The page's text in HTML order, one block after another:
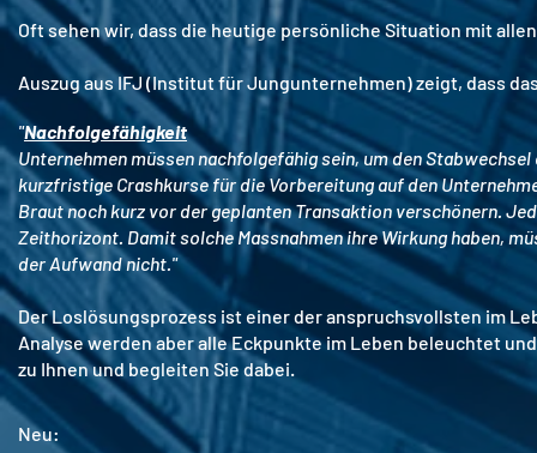
Oft sehen wir, dass die heutige persönliche Situation mit
Auszug aus IFJ (Institut für Jungunternehmen) zeigt, dass
"Nachfolgefähigkeit
Unternehmen müssen nachfolgefähig sein, um den
kurzfristige Crashkurse für die Vorbereitung auf den
Braut noch kurz vor der geplanten Transaktion verschönern.
Zeithorizont. Damit solche Massnahmen ihre Wirkung haben,
der Aufwand nicht."
Der Loslösungsprozess ist einer der anspruchsvollsten im
Analyse werden aber alle Eckpunkte im Leben beleuchtet
zu Ihnen und begleiten Sie dabei.
Neu: